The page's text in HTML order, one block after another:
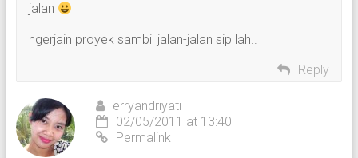
jalan
ngerjain proyek sambil jalan-jalan sip lah..
Reply
erryandriyati
02/05/2011 at 13:40
Permalink